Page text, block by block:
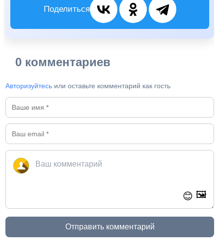
Поделиться
0 комментариев
Авторизуйтесь или оставьте комментарий как гость
😊 🖼️
Отправить комментарий